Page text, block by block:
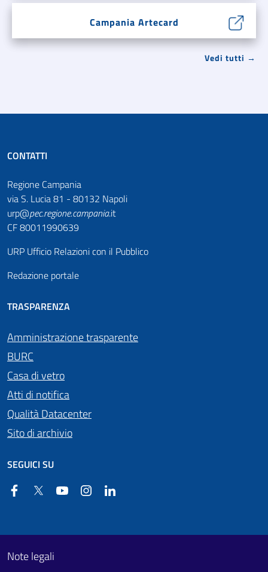
Campania Artecard
Vedi tutti →
CONTATTI
Regione Campania
via S. Lucia 81 - 80132 Napoli
urp@pec.regione.campania.it
CF 80011990639
URP Ufficio Relazioni con il Pubblico
Redazione portale
TRASPARENZA
Amministrazione trasparente
BURC
Casa di vetro
Atti di notifica
Qualità Datacenter
Sito di archivio
SEGUICI SU
FacebookTwitter YouTube Instagram
Footer First
Useful links section
Note legali